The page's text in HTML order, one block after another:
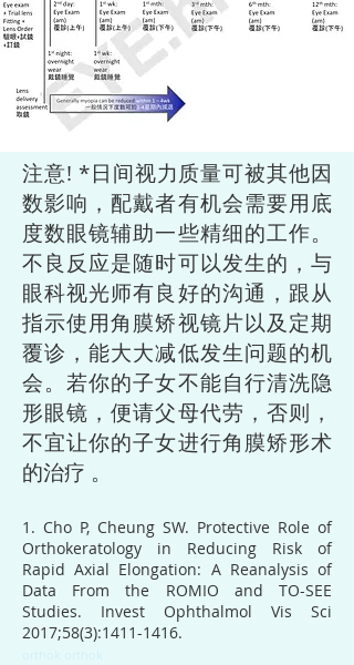
注意! *日间视力质量可被其他因
数影响，配戴者有机会需要用底
度数眼镜辅助一些精细的工作。
不良反应是随时可以发生的，与
眼科视光师有良好的沟通，跟从
指示使用角膜矫视镜片以及定期
覆诊，能大大减低发生问题的机
会。若你的子女不能自行清洗隐
形眼镜，便请父母代劳，否则，
不宜让你的子女进行角膜矫形术
的治疗 。
1. Cho P, Cheung SW. Protective Role of
Orthokeratology in Reducing Risk of
Rapid Axial Elongation: A Reanalysis of
Data From the ROMIO and TO-SEE
Studies. Invest Ophthalmol Vis Sci
2017;58(3):1411-1416.
orthok orthok